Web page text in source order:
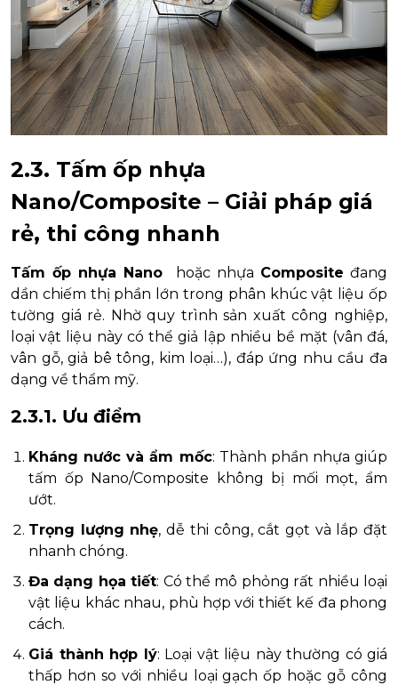
2.3. Tấm ốp nhựa
Nano/Composite – Giải pháp giá
rẻ, thi công nhanh
Tấm ốp nhựa Nano hoặc nhựa Composite đang
dần chiếm thị phần lớn trong phân khúc vật liệu ốp
tường giá rẻ. Nhờ quy trình sản xuất công nghiệp,
loại vật liệu này có thể giả lập nhiều bề mặt (vân đá,
vân gỗ, giả bê tông, kim loại…), đáp ứng nhu cầu đa
dạng về thẩm mỹ.
2.3.1. Ưu điểm
Kháng nước và ẩm mốc: Thành phần nhựa giúp
tấm ốp Nano/Composite không bị mối mọt, ẩm
ướt.
Trọng lượng nhẹ, dễ thi công, cắt gọt và lắp đặt
nhanh chóng.
Đa dạng họa tiết: Có thể mô phỏng rất nhiều loại
vật liệu khác nhau, phù hợp với thiết kế đa phong
cách.
Giá thành hợp lý: Loại vật liệu này thường có giá
thấp hơn so với nhiều loại gạch ốp hoặc gỗ công